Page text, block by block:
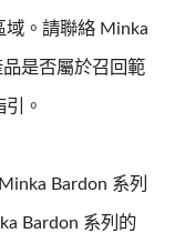
域。請聯絡 Minka
是否屬於召回範
。
Bardon 系列
Bardon 系列的